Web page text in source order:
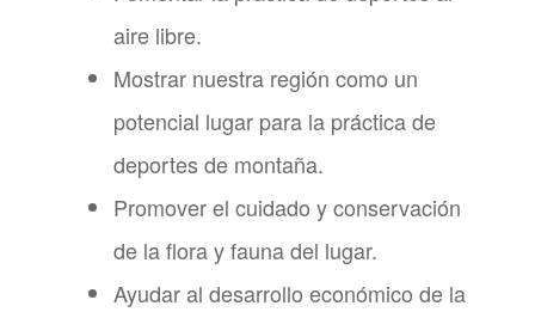
aire libre.
Mostrar nuestra región como un
potencial lugar para la práctica de
deportes de montaña.
Promover el cuidado y conservación
de la flora y fauna del lugar.
Ayudar al desarrollo económico de la